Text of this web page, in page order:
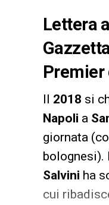
Lettera
Premier
Il 2018 si
Napoli a
giornata
bolognesi).
Salvini ha
cui